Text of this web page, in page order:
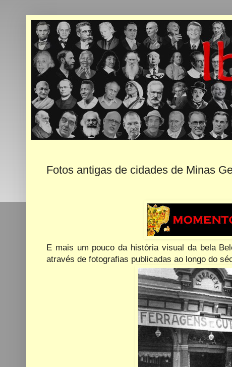
Fotos antigas de cidades de Minas
E mais um pouco da história visual da bela
através de fotografias publicadas ao longo do